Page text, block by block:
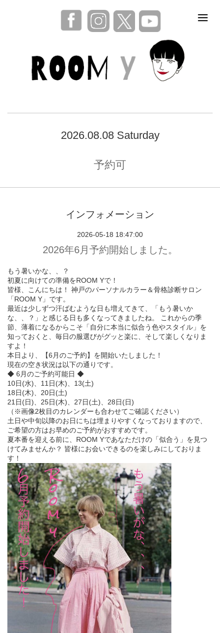
2026.08.08 Saturday
予約可
インフォメーション
2026-05-18 18:47:00
2026年6月予約開始しました。
もう暑いかな、、？
初夏に向けての準備をROOM Yで！
皆様、こんにちは！ 神戸のパーソナルカラー＆骨格診断サロン
「ROOM Y」です。
最近は少しずつ汗ばむような日も増えてきて、「もう暑いか
な、、？」と感じる日も多くなってきましたね。 これからの季
節、薄着になるからこそ「自分に本当に似合う色やスタイル」を
知っておくと、毎日の服選びがグッと楽に、そして楽しくなりま
すよ！
本日より、【6月のご予約】を開始いたしました！
現在の空き状況は以下の通りです。
◆ 6月のご予約可能日 ◆
10日(水)、11日(木)、13(土)
18日(木)、20日(土)
21日(日)、25日(木)、27日(土)、28日(日)
（※画像2枚目のカレンダーも合わせてご確認ください）
土日や中旬以降のお日にちは埋まりやすくなっておりますので、
ご希望の方はお早めのご予約がおすすめです。
夏本番を迎える前に、ROOM Yであなただけの「似合う」を見つ
けてみませんか？ 皆様にお会いできるのを楽しみにしておりま
す！